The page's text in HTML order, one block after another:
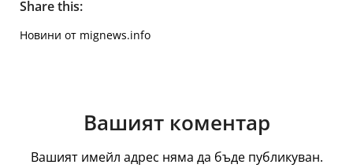
Share this:
Новини от mignews.info
Вашият коментар
Вашият имейл адрес няма да бъде публикуван.